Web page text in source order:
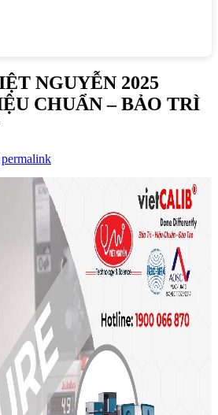
NGUYỄN 2025
CHUẨN – BẢO TRÌ
permalink